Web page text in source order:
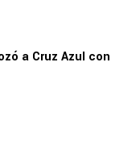
rendimiento de los
a Cruz Azul con